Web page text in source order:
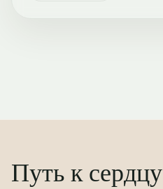
Путь к сердцу